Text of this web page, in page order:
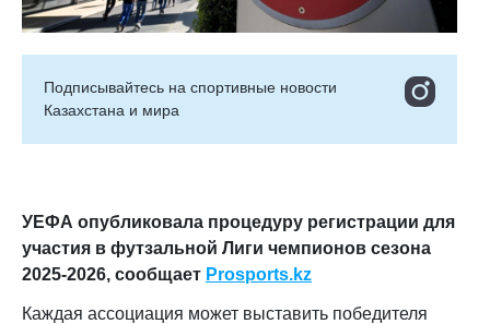
Подписывайтесь на cпортивные новости
Казахстана и мира
УЕФА опубликовала процедуру регистрации для
участия в футзальной Лиги чемпионов сезона
2025-2026, сообщает Prosports.kz
Каждая ассоциация может выставить победителя